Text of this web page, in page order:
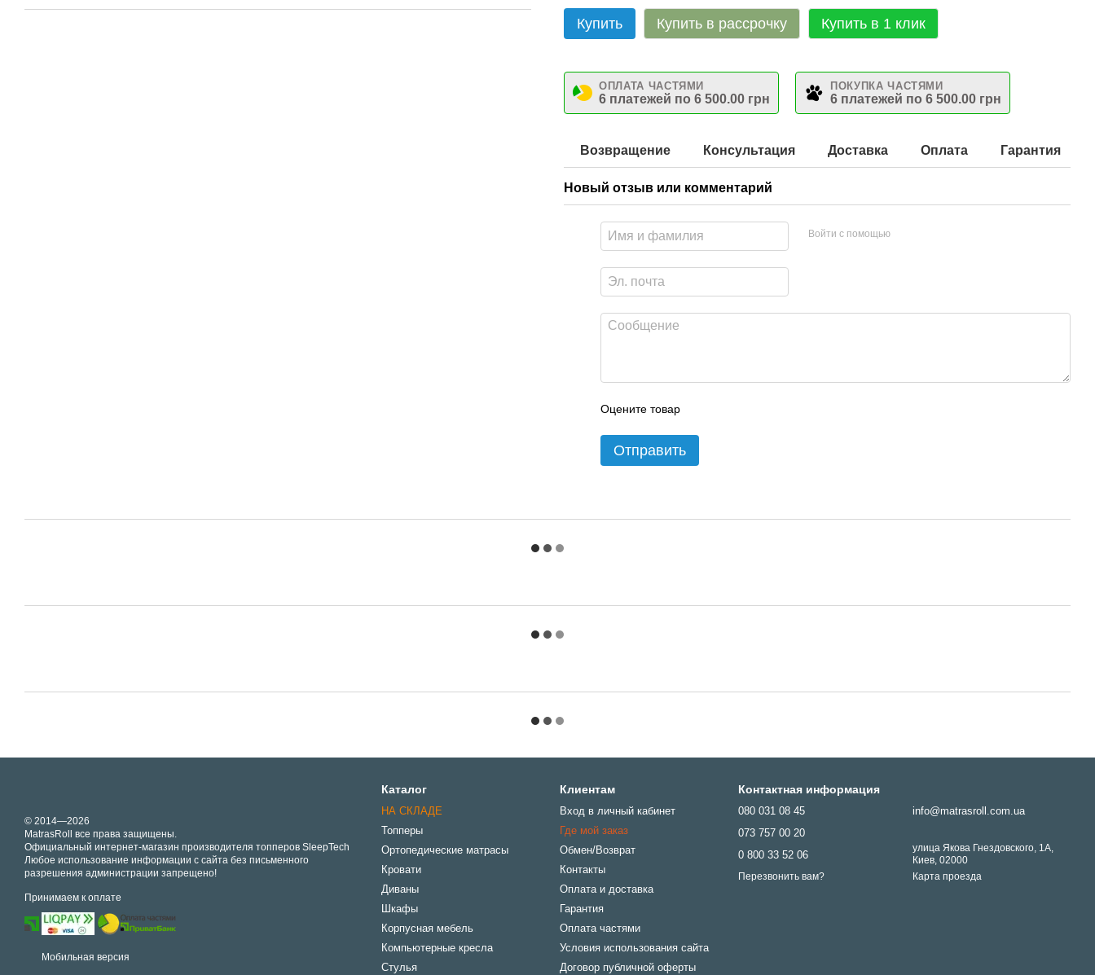
Купить Купить в рассрочку Купить в 1 клик
ОПЛАТА ЧАСТЯМИ
6 платежей по 6 500.00 грн
ПОКУПКА ЧАСТЯМИ
6 платежей по 6 500.00 грн
Возвращение Консультация Доставка Оплата Гарантия
Новый отзыв или комментарий
Войти с помощью
Оцените товар
Отправить
© 2014—2026
MatrasRoll все права защищены.
Официальный интернет-магазин производителя топперов SleepTech
Любое использование информации с сайта без письменного
разрешения администрации запрещено!
Принимаем к оплате
Мобильная версия
Каталог
НА СКЛАДЕ
Топперы
Ортопедические матрасы
Кровати
Диваны
Шкафы
Корпусная мебель
Компьютерные кресла
Стулья
Клиентам
Вход в личный кабинет
Где мой заказ
Обмен/Возврат
Контакты
Оплата и доставка
Гарантия
Оплата частями
Условия использования сайта
Договор публичной оферты
Контактная информация
080 031 08 45
073 757 00 20
0 800 33 52 06
Перезвонить вам?
info@matrasroll.com.ua
улица Якова Гнездовского, 1А,
Киев, 02000
Карта проезда